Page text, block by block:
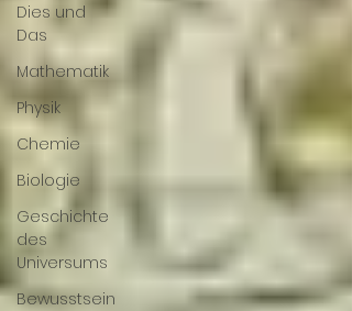
Dies und
Das
Mathematik
Physik
Chemie
Biologie
Geschichte
des
Universums
Bewusstsein